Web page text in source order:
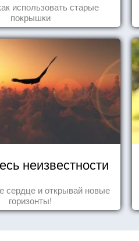
использовать старые
покрышки
неизвестности
сердце и открывай новые
горизонты!